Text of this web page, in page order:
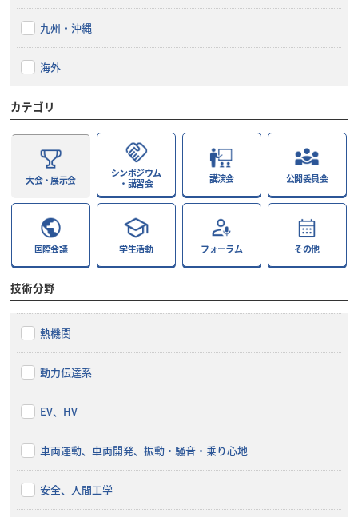
九州・沖縄
海外
カテゴリ
大会・展示会
シンポジウム
・講習会
講演会 公開委員会
国際会議 学生活動 フォーラム その他
技術分野
熱機関
動力伝達系
EV、HV
車両運動、車両開発、振動・騒音・乗り心地
安全、人間工学